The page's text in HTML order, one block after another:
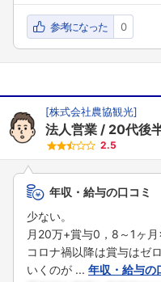
参考になった 0
[株式会社農協観光]
法人営業 20代後
2.5
年収・給与の口コミ
少ない。
月20万+賞与0，8～1ヶ月
コロナ禍以降は賞与はゼ
いくのが ... 年収・給与の